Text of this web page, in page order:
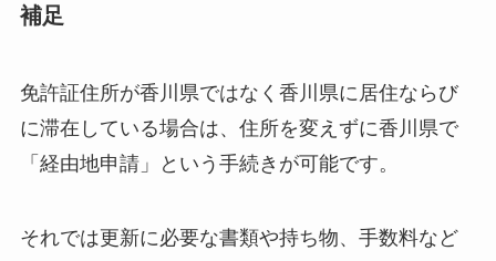
補足
免許証住所が香川県ではなく香川県に居住ならび
に滞在している場合は、住所を変えずに香川県で
「経由地申請」という手続きが可能です。
それでは更新に必要な書類や持ち物、手数料など